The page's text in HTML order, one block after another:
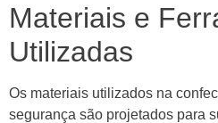
Materiais e
Utilizadas
Os materiais utilizados na
segurança são projetados para